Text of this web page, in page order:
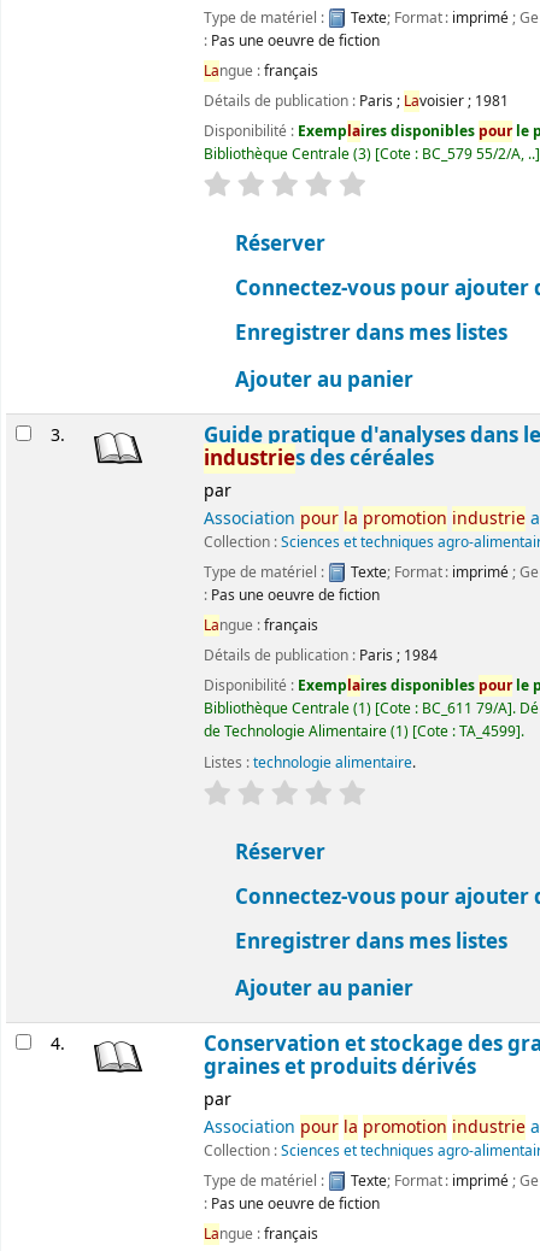
Type de matériel :
Texte; Format : imprimé;
: Pas une oeuvre de fiction
Langue :français
Détails de publication : Paris ; Lavoisier; 1981
Disponibilité : Exemplaires disponibles pourle
Bibliothèque Centrale(3) Cote : BC_579 55/2/A, ..
évaluation
Réserver
Connectez-vous pour ajouter
Enregistrer dans mes listes
Ajouter au panier
3. Guide pratique d'analyses dans
industries des céréales
par
Association pour la promotion industrie
Collection :Sciences et techniques agro-
Type de matériel :
Texte; Format : imprimé;
: Pas une oeuvre de fiction
Langue :français
Détails de publication : Paris ; 1984
Disponibilité : Exemplaires disponibles pourle
Bibliothèque Centrale(1) Cote : BC_611 79/A .
de Technologie Alimentaire(1) Cote :TA_4599 .
Listes :technologie alimentaire.
évaluation
Réserver
Connectez-vous pour ajouter
Enregistrer dans mes listes
Ajouter au panier
4. Conservation et stockage des
graines et produits dérivés
par
Association pour la promotion industrie
Collection :Sciences et techniques agro-
Type de matériel :
Texte; Format : imprimé;
: Pas une oeuvre de fiction
Langue :français